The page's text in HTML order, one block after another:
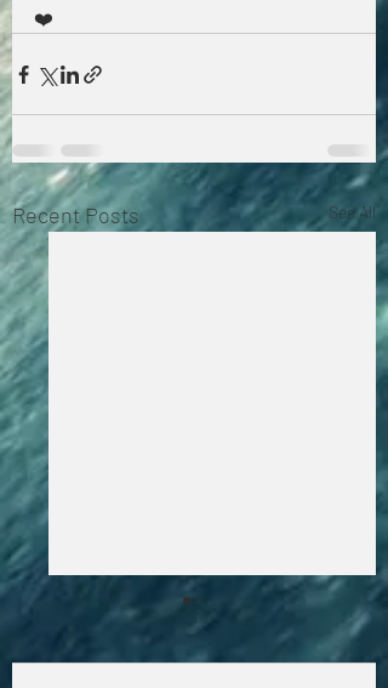
❤️
Recent Posts See All